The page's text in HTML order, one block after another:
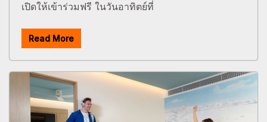
เปิดให้เข้าร่วมฟรี ในวันอาทิตย์ที่
Read More